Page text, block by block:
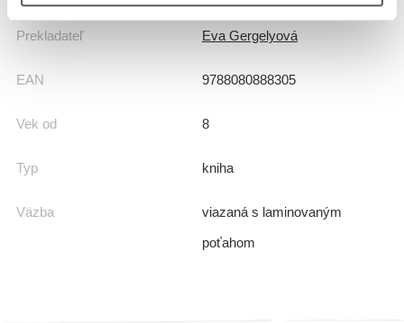
Prekladateľ Eva Gergelyová
EAN 9788080888305
Vek od 8
Typ kniha
Väzba
viazaná s laminovaným
poťahom